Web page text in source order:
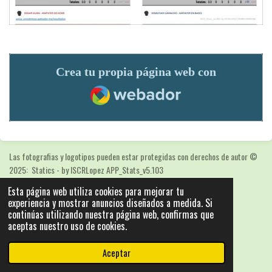
Esta página web utiliza cookies para mejorar tu
experiencia y mostrar anuncios diseñados a medida. Si
continúas utilizando nuestra página web, confirmas que
aceptas nuestro uso de cookies.
Aceptar
Crea tu propia página web con
Webador
Las fotografias y logotipos pueden estar protegidas con derechos de autor©
2025: Statics - by ISCRLopez APP_Stats_v5.103